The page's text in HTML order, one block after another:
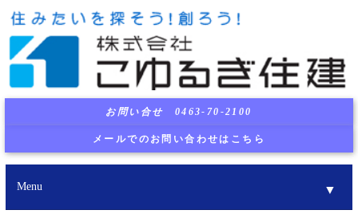
お問い合せ 0463-70-2100
メールでのお問い合わせはこちら
Menu ▼